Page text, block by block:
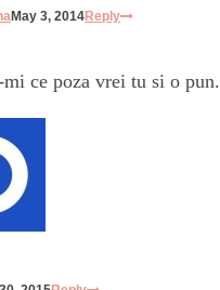
May 3, 2014Reply
mi ce poza vrei tu si o pun.